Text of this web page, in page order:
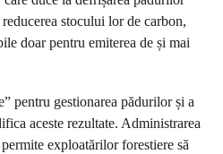
stocului lor de carbon,
doar pentru emiterea de și mai
pentru gestionarea pădurilor și a
aceste rezultate. Administrarea
exploatărilor forestiere să